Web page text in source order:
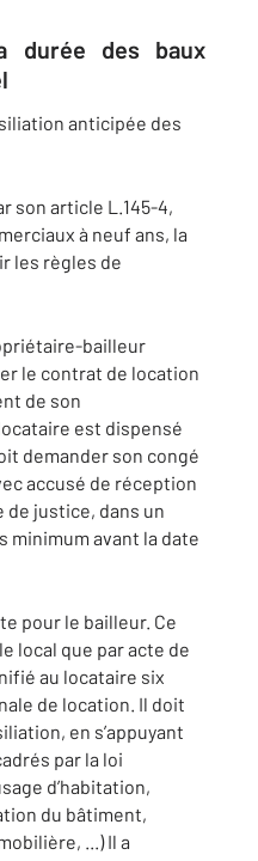
durée des baux
anticipée des
son article L.145-4,
à neuf ans, la
les règles de
bailleur
le contrat de location
de son
est dispensé
demander son congé
accusé de réception
de justice, dans un
minimum avant la date
pour le bailleur. Ce
local que par acte de
au locataire six
de location. Il doit
en s’appuyant
par la loi
d’habitation,
du bâtiment,
...) Il a